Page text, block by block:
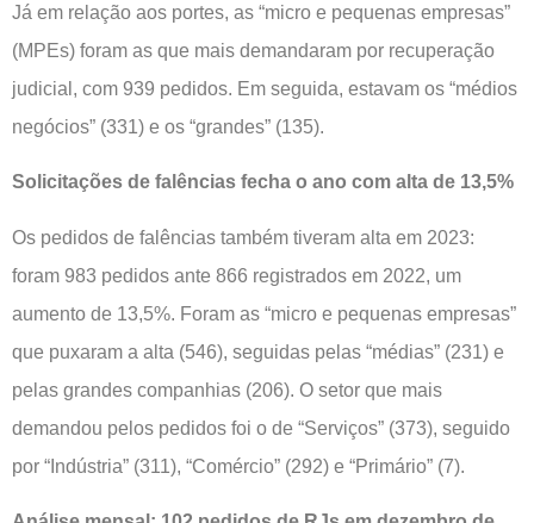
Já em relação aos portes, as “micro e pequenas empresas”
(MPEs) foram as que mais demandaram por recuperação
judicial, com 939 pedidos. Em seguida, estavam os “médios
negócios” (331) e os “grandes” (135).
Solicitações de falências fecha o ano com alta de 13,5%
Os pedidos de falências também tiveram alta em 2023:
foram 983 pedidos ante 866 registrados em 2022, um
aumento de 13,5%. Foram as “micro e pequenas empresas”
que puxaram a alta (546), seguidas pelas “médias” (231) e
pelas grandes companhias (206). O setor que mais
demandou pelos pedidos foi o de “Serviços” (373), seguido
por “Indústria” (311), “Comércio” (292) e “Primário” (7).